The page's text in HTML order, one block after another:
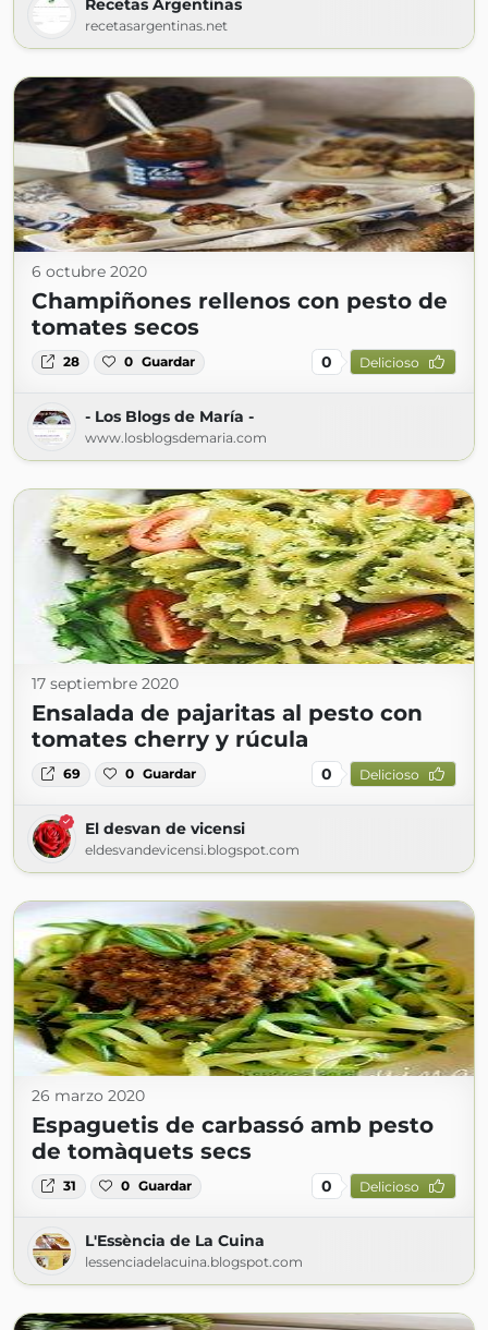
Recetas Argentinas
recetasargentinas.net
6 octubre 2020
Champiñones rellenos con pesto de
tomates secos
28 0 Guardar 0 Delicioso
- Los Blogs de María -
www.losblogsdemaria.com
17 septiembre 2020
Ensalada de pajaritas al pesto con
tomates cherry y rúcula
69 0 Guardar 0 Delicioso
El desvan de vicensi
eldesvandevicensi.blogspot.com
26 marzo 2020
Espaguetis de carbassó amb pesto
de tomàquets secs
31 0 Guardar 0 Delicioso
L'Essència de La Cuina
lessenciadelacuina.blogspot.com